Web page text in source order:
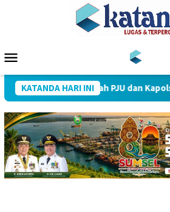
Mobile
KATANDA HARI INI
Sertijab Sejumlah PJU dan